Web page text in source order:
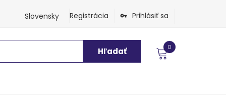
Registrácia Prihlásiť sa
Slovensky
0
Hľadať